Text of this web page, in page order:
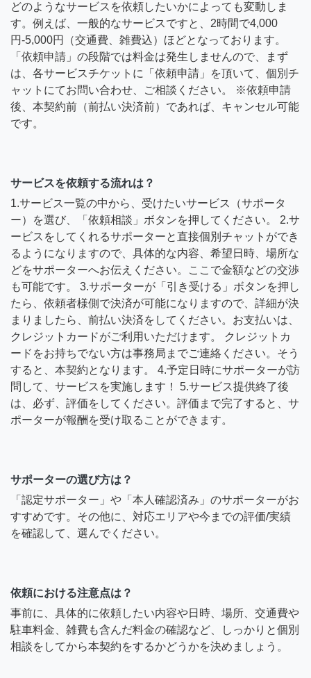
どのようなサービスを依頼したいかによっても変動しま
す。例えば、一般的なサービスですと、2時間で4,000
円-5,000円（交通費、雑費込）ほどとなっております。
「依頼申請」の段階では料金は発生しませんので、まず
は、各サービスチケットに「依頼申請」を頂いて、個別チ
ャットにてお問い合わせ、ご相談ください。 ※依頼申請
後、本契約前（前払い決済前）であれば、キャンセル可能
です。
サービスを依頼する流れは？
1.サービス一覧の中から、受けたいサービス（サポータ
ー）を選び、「依頼相談」ボタンを押してください。 2.サ
ービスをしてくれるサポーターと直接個別チャットができ
るようになりますので、具体的な内容、希望日時、場所な
どをサポーターへお伝えください。ここで金額などの交渉
も可能です。 3.サポーターが「引き受ける」ボタンを押し
たら、依頼者様側で決済が可能になりますので、詳細が決
まりましたら、前払い決済をしてください。お支払いは、
クレジットカードがご利用いただけます。 クレジットカ
ードをお持ちでない方は事務局までご連絡ください。そう
すると、本契約となります。 4.予定日時にサポーターが訪
問して、サービスを実施します！ 5.サービス提供終了後
は、必ず、評価をしてください。評価まで完了すると、サ
ポーターが報酬を受け取ることができます。
サポーターの選び方は？
「認定サポーター」や「本人確認済み」のサポーターがお
すすめです。その他に、対応エリアや今までの評価/実績
を確認して、選んでください。
依頼における注意点は？
事前に、具体的に依頼したい内容や日時、場所、交通費や
駐車料金、雑費も含んだ料金の確認など、しっかりと個別
相談をしてから本契約をするかどうかを決めましょう。